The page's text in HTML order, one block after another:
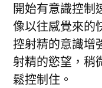
開始有意識控制
像以往感覺來的
控射精的意識增
射精的慾望，稍
鬆控制住。